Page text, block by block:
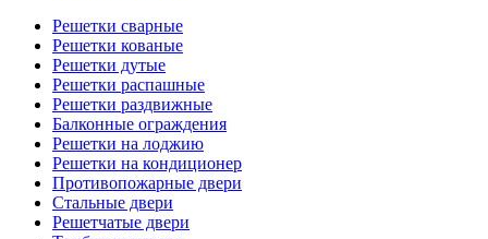
Решетки сварные
Решетки кованые
Решетки дутые
Решетки распашные
Решетки раздвижные
Балконные ограждения
Решетки на лоджию
Решетки на кондиционер
Противопожарные двери
Стальные двери
Решетчатые двери